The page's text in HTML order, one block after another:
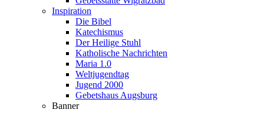
Inspiration
Die Bibel
Katechismus
Der Heilige Stuhl
Katholische Nachrichten
Maria 1.0
Weltjugendtag
Jugend 2000
Gebetshaus Augsburg
Banner